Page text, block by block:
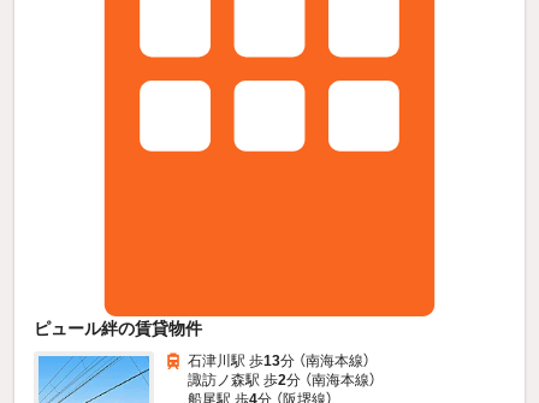
ピュール絆の賃貸物件
石津川駅 歩13分 （南海本線）
諏訪ノ森駅 歩2分 （南海本線）
船尾駅 歩4分 （阪堺線）